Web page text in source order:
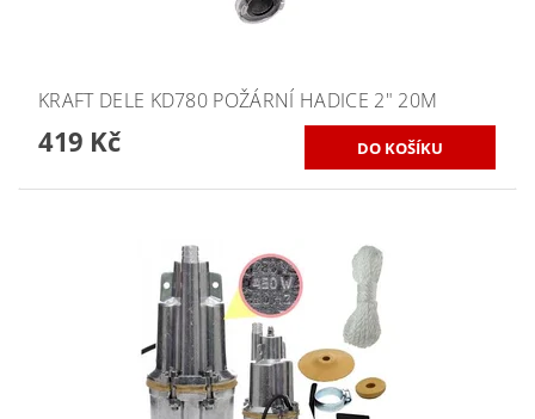
KRAFT DELE KD780 POŽÁRNÍ HADICE 2" 20M
419 Kč